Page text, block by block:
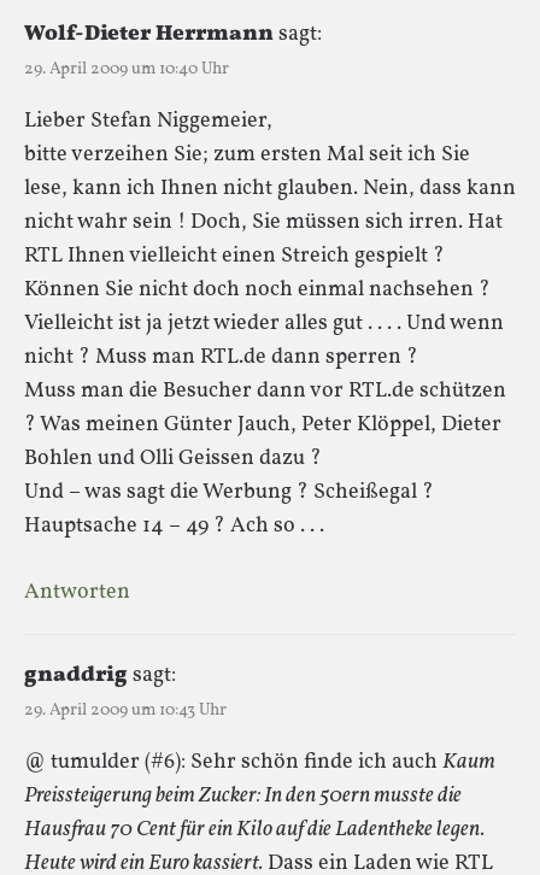
Wolf-Dieter Herrmannsagt:
29. April 2009 um 10:40 Uhr
Lieber Stefan Niggemeier,
bitte verzeihen Sie; zum ersten Mal seit ich Sie
lese, kann ich Ihnen nicht glauben. Nein, dass kann
nicht wahr sein ! Doch, Sie müssen sich irren. Hat
RTL Ihnen vielleicht einen Streich gespielt ?
Können Sie nicht doch noch einmal nachsehen ?
Vielleicht ist ja jetzt wieder alles gut . . . . Und wenn
nicht ? Muss man RTL.de dann sperren ?
Muss man die Besucher dann vor RTL.de schützen
? Was meinen Günter Jauch, Peter Klöppel, Dieter
Bohlen und Olli Geissen dazu ?
Und – was sagt die Werbung ? Scheißegal ?
Hauptsache 14 – 49 ? Ach so . . .
Antworten
gnaddrigsagt:
29. April 2009 um 10:43 Uhr
@ tumulder (#6): Sehr schön finde ich auch Kaum
Preissteigerung beim Zucker: In den 50ern musste die
Hausfrau 70 Cent für ein Kilo auf die Ladentheke legen.
Heute wird ein Euro kassiert. Dass ein Laden wie RTL